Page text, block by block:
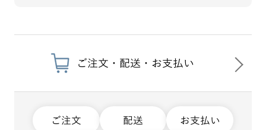
ご注文・配送・お支払い
ご注文 配送 お支払い